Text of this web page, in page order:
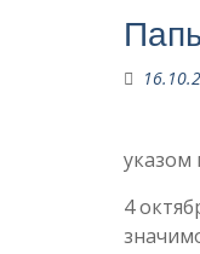
указом
4